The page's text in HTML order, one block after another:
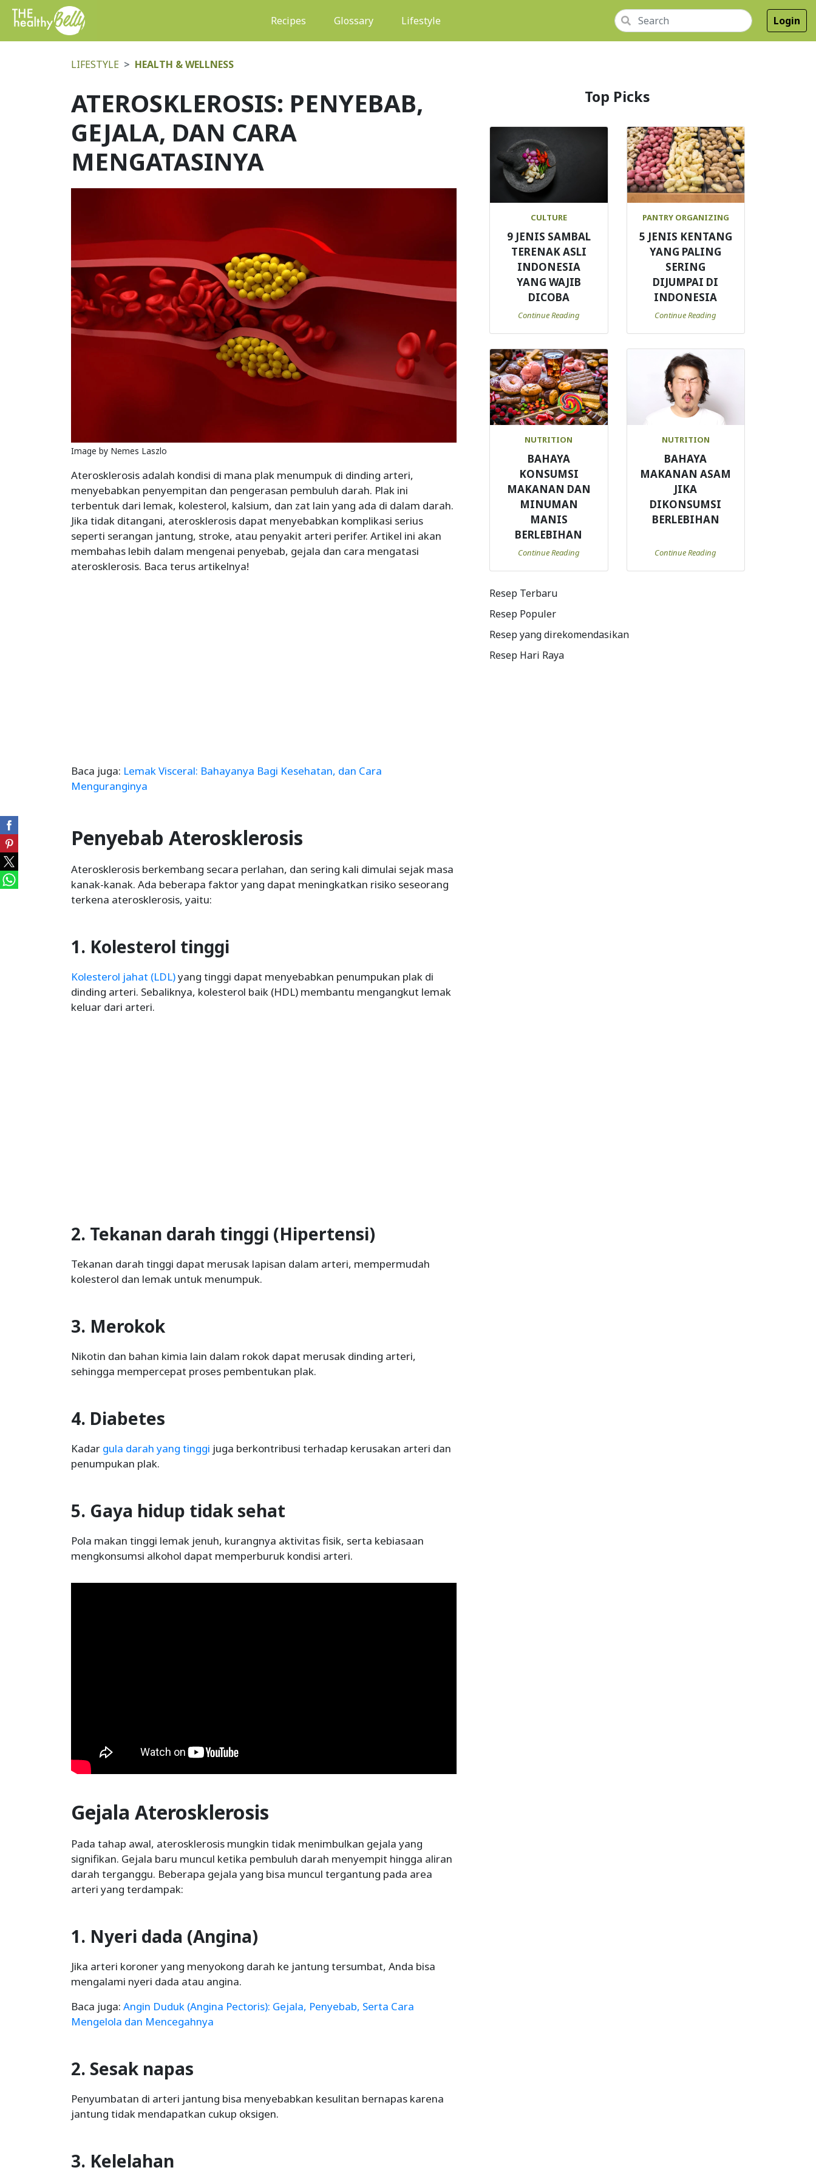
Recipes (current)Glossary Lifestyle Login
LIFESTYLE HEALTH & WELLNESS
ATEROSKLEROSIS: PENYEBAB,
GEJALA, DAN CARA
MENGATASINYA
Image by Nemes Laszlo
Aterosklerosis adalah kondisi di mana plak menumpuk di dinding arteri,
menyebabkan penyempitan dan pengerasan pembuluh darah. Plak ini
terbentuk dari lemak, kolesterol, kalsium, dan zat lain yang ada di dalam darah.
Jika tidak ditangani, aterosklerosis dapat menyebabkan komplikasi serius
seperti serangan jantung, stroke, atau penyakit arteri perifer. Artikel ini akan
membahas lebih dalam mengenai penyebab, gejala dan cara mengatasi
aterosklerosis. Baca terus artikelnya!
Baca juga: Lemak Visceral: Bahayanya Bagi Kesehatan, dan Cara
Menguranginya
Penyebab Aterosklerosis
Aterosklerosis berkembang secara perlahan, dan sering kali dimulai sejak masa
kanak-kanak. Ada beberapa faktor yang dapat meningkatkan risiko seseorang
terkena aterosklerosis, yaitu:
1. Kolesterol tinggi
Kolesterol jahat (LDL)yang tinggi dapat menyebabkan penumpukan plak di
dinding arteri. Sebaliknya, kolesterol baik (HDL) membantu mengangkut lemak
keluar dari arteri.
2. Tekanan darah tinggi (Hipertensi)
Tekanan darah tinggi dapat merusak lapisan dalam arteri, mempermudah
kolesterol dan lemak untuk menumpuk.
3. Merokok
Nikotin dan bahan kimia lain dalam rokok dapat merusak dinding arteri,
sehingga mempercepat proses pembentukan plak.
4. Diabetes
Kadar gula darah yang tinggi juga berkontribusi terhadap kerusakan arteri dan
penumpukan plak.
5. Gaya hidup tidak sehat
Pola makan tinggi lemak jenuh, kurangnya aktivitas fisik, serta kebiasaan
mengkonsumsi alkohol dapat memperburuk kondisi arteri.
Gejala Aterosklerosis
Pada tahap awal, aterosklerosis mungkin tidak menimbulkan gejala yang
signifikan. Gejala baru muncul ketika pembuluh darah menyempit hingga aliran
darah terganggu. Beberapa gejala yang bisa muncul tergantung pada area
arteri yang terdampak:
1. Nyeri dada (Angina)
Jika arteri koroner yang menyokong darah ke jantung tersumbat, Anda bisa
mengalami nyeri dada atau angina.
Baca juga: Angin Duduk (Angina Pectoris): Gejala, Penyebab, Serta Cara
Mengelola dan Mencegahnya
2. Sesak napas
Penyumbatan di arteri jantung bisa menyebabkan kesulitan bernapas karena
jantung tidak mendapatkan cukup oksigen.
3. Kelelahan
Top Picks
CULTURE
9 JENIS SAMBAL
TERENAK ASLI
INDONESIA
YANG WAJIB
DICOBA
Continue Reading
PANTRY ORGANIZING
5 JENIS KENTANG
YANG PALING
SERING
DIJUMPAI DI
INDONESIA
Continue Reading
NUTRITION
BAHAYA
KONSUMSI
MAKANAN DAN
MINUMAN
MANIS
BERLEBIHAN
Continue Reading
NUTRITION
BAHAYA
MAKANAN ASAM
JIKA
DIKONSUMSI
BERLEBIHAN
Continue Reading
Resep Terbaru
Resep Populer
Resep yang direkomendasikan
Resep Hari Raya